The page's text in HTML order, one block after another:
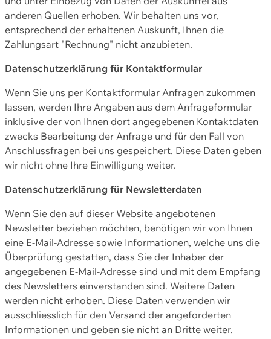
anderen Quellen erhoben. Wir behalten uns vor,
entsprechend der erhaltenen Auskunft, Ihnen die
Zahlungsart "Rechnung" nicht anzubieten.
Datenschutzerklärung für Kontaktformular
Wenn Sie uns per Kontaktformular Anfragen zukommen
lassen, werden Ihre Angaben aus dem Anfrageformular
inklusive der von Ihnen dort angegebenen Kontaktdaten
zwecks Bearbeitung der Anfrage und für den Fall von
Anschlussfragen bei uns gespeichert. Diese Daten geben
wir nicht ohne Ihre Einwilligung weiter.
Datenschutzerklärung für Newsletterdaten
Wenn Sie den auf dieser Website angebotenen
Newsletter beziehen möchten, benötigen wir von Ihnen
eine E-Mail-Adresse sowie Informationen, welche uns die
Überprüfung gestatten, dass Sie der Inhaber der
angegebenen E-Mail-Adresse sind und mit dem Empfang
des Newsletters einverstanden sind. Weitere Daten
werden nicht erhoben. Diese Daten verwenden wir
ausschliesslich für den Versand der angeforderten
Informationen und geben sie nicht an Dritte weiter.